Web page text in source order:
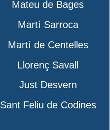
Mateu de Bages
Martí Sarroca
Martí de Centelles
Llorenç Savall
Just Desvern
Sant Feliu de Codines